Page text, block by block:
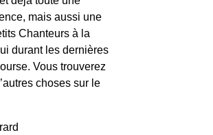
mais aussi une
Chanteurs à la
durant les dernières
Vous trouverez
choses sur le